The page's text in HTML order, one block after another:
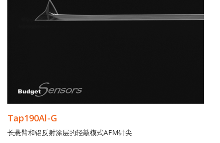
Tap190Al-G
长悬臂和铝反射涂层的轻敲模式AFM针尖